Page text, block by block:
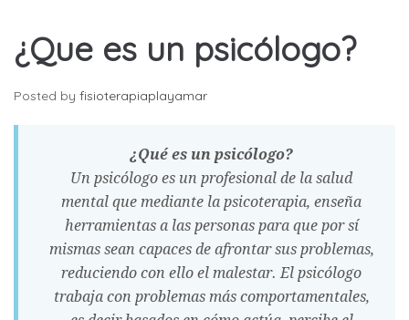
¿Que es un psicólogo?
Posted by fisioterapiaplayamar
¿Qué es un psicólogo?
Un psicólogo es un profesional de la salud
mental que mediante la psicoterapia, enseña
herramientas a las personas para que por sí
mismas sean capaces de afrontar sus problemas,
reduciendo con ello el malestar. El psicólogo
trabaja con problemas más comportamentales,